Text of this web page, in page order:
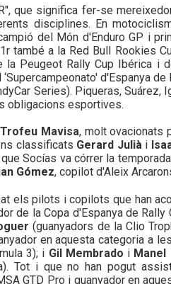
que significa fer-se
disciplines. En
del Món d'Enduro GP i
també a la Red Bull Rookies
la Peugeot Rally Cup Ibérica i
d'Espanya
Series). Piqueras,
obligacions esportives.
Mavisa, molt ovacionats
classificats Gerard Julià i
Socías va córrer la
Gómez, copilot d'Aleix
els pilots i copilots que han
de la Copa d'Espanya de
(guanyadors de la Clio
en aquesta categoria a
3); i Gil Membrado i Manel
Tot i que no han pogut
GTD Pro i guanyador en